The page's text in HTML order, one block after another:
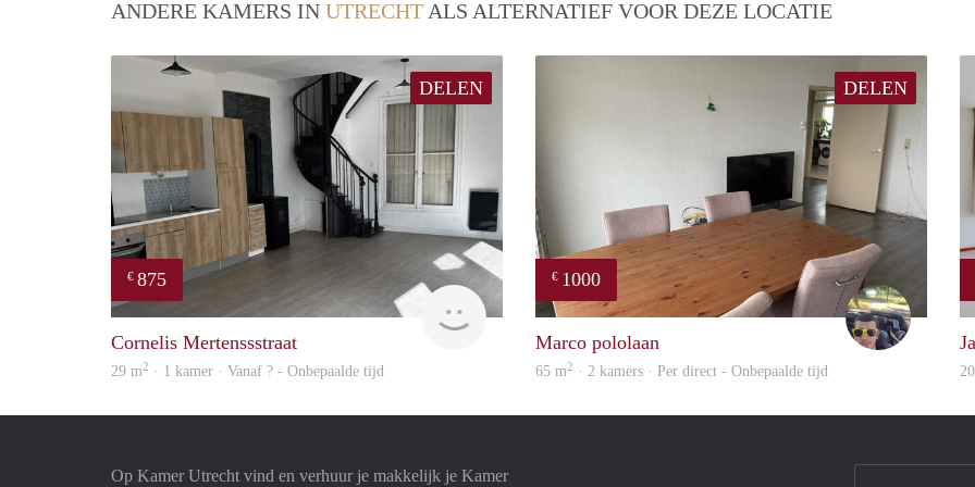
ANDERE KAMERS IN UTRECHT ALS ALTERNATIEF VOOR DEZE LOCATIE
DELEN
€ 875
finder
Cornelis Mertenssstraat
29 m2 · 1 kamer · Vanaf ? - Onbepaalde tijd
DELEN
€ 1000
Marco pololaan
65 m2 · 2 kamers · Per direct - Onbepaalde tijd
Op Kamer Utrecht vind en verhuur je makkelijk je Kamer